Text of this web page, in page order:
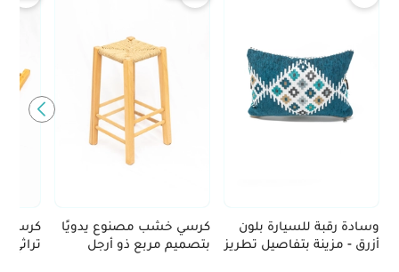
وسادة رقبة للسيارة بلون
أزرق - مزينة بتفاصيل تطريز
كرسي خشب مصنوع يدويًا
بتصميم مربع ذو أرجل
كرسي
تراثي